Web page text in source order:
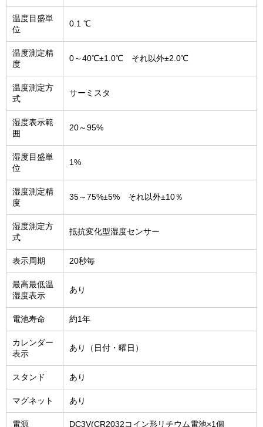
温度目盛単
位
0.1 ℃
温度測定精
度
0～40℃±1.0℃ それ以外±2.0℃
温度測定方
式
サーミスタ
湿度表示範
囲
20～95%
湿度目盛単
位
1%
湿度測定精
度
35～75%±5% それ以外±10％
湿度測定方
式
抵抗変化型湿度センサー
表示周期 20秒毎
最高最低温
湿度表示
あり
電池寿命 約1年
カレンダー
表示
あり（日付・曜日）
スタンド あり
マグネット あり
電源 DC3V(CR2032コイン形リチウム電池×1個